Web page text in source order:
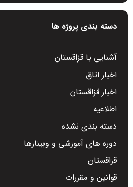
دسته بندی پروژه ها
آشنایی با قزاقستان
اخبار اتاق
اخبار قزاقستان
اطلاعیه
دسته بندی نشده
دوره های آموزشی و وبینارها
قزاقستان
قوانین و مقررات